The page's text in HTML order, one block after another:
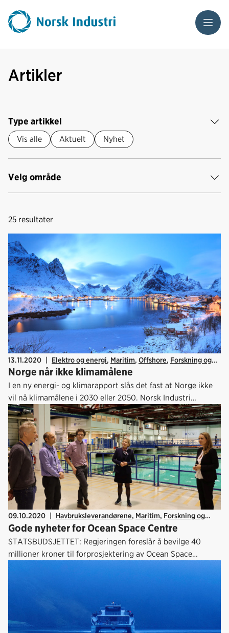
Meny
Artikler
Type artikkel
Vis alle Aktuelt Nyhet
Velg område
25 resultater
13.11.2020 | Elektro og energi, Maritim, Offshore, Forskning og
innovasjon,Energi og klima
Norge når ikke klimamålene
I en ny energi- og klimarapport slås det fast at Norge ikke
vil nå klimamålene i 2030 eller 2050. Norsk Industri
etterlyser politisk besluttsomhet i møte med omstillingen
av norsk økonomi og energisektor.
09.10.2020 | Havbruksleverandørene, Maritim, Forskning og
innovasjon,Statsbudsjettet
Gode nyheter for Ocean Space Centre
STATSBUDSJETTET: Regjeringen foreslår å bevilge 40
millioner kroner til forprosjektering av Ocean Space